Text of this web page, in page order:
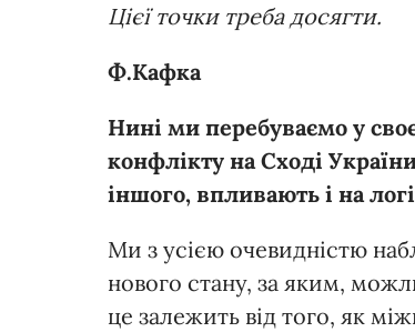
Цієї точки треба досягти.
Ф.Кафка
Нині ми перебуваємо у
конфлікту на Сході
іншого, впливають і на
Ми з усією очевидністю
нового стану, за яким,
це залежить від того, як